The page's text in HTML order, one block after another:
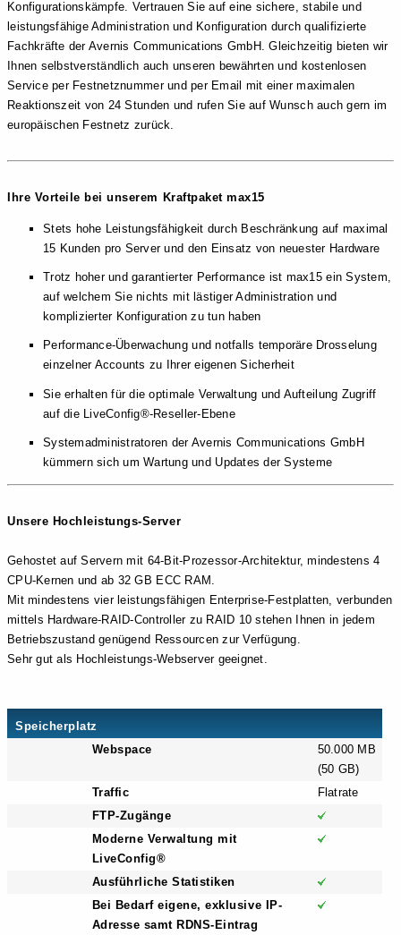
Konfigurationskämpfe. Vertrauen Sie auf eine sichere, stabile und
leistungsfähige Administration und Konfiguration durch qualifizierte
Fachkräfte der Avernis Communications GmbH. Gleichzeitig bieten wir
Ihnen selbstverständlich auch unseren bewährten und kostenlosen
Service per Festnetznummer und per Email mit einer maximalen
Reaktionszeit von 24 Stunden und rufen Sie auf Wunsch auch gern im
europäischen Festnetz zurück.
Ihre Vorteile bei unserem Kraftpaket max15
Stets hohe Leistungsfähigkeit durch Beschränkung auf maximal
15 Kunden pro Server und den Einsatz von neuester Hardware
Trotz hoher und garantierter Performance ist max15 ein System,
auf welchem Sienichts mit lästiger Administration und
komplizierter Konfiguration zu tun haben
Performance-Überwachung und notfalls temporäre Drosselung
einzelner Accounts zu Ihrer eigenen Sicherheit
Sie erhalten für die optimale Verwaltung und Aufteilung Zugriff
auf die LiveConfig®-Reseller-Ebene
Systemadministratoren der Avernis Communications GmbH
kümmern sich um Wartung und Updates der Systeme
Unsere Hochleistungs-Server
Gehostet auf Servern mit 64-Bit-Prozessor-Architektur, mindestens 4
CPU-Kernen und ab 32 GB ECC RAM.
Mit mindestens vier leistungsfähigen Enterprise-Festplatten, verbunden
mittels Hardware-RAID-Controller zu RAID 10 stehen Ihnen in jedem
Betriebszustand genügend Ressourcen zur Verfügung.
Sehr gut als Hochleistungs-Webserver geeignet.
Speicherplatz
Webspace
50.000 MB
(50 GB)
Traffic
Flatrate
FTP-Zugänge
Moderne Verwaltung mit
LiveConfig®
Ausführliche Statistiken
Bei Bedarf eigene, exklusive IP-
Adresse samt RDNS-Eintrag